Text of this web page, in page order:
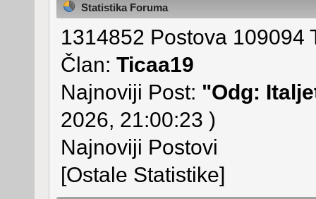
Statistika Foruma
1314852 Postova 109094
Član:Ticaa19
Najnoviji Post: "Odg:
2026, 21:00:23 )
Najnoviji Postovi
[Ostale Statistike]